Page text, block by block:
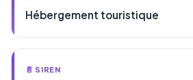
Hébergement touristique
📄 SIREN